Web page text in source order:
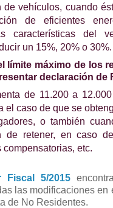
de vehículos, cuando
de eficientes
características del
un 15%, 20% o 30%.
límite máximo de los
declaración de
de 11.200 a
el caso de que se
o también
de retener, en caso
compensatorias, etc.
Fiscal 5/2015
las modificaciones en
de No Residentes.